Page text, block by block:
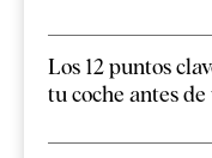
Los 12 puntos
tu coche antes